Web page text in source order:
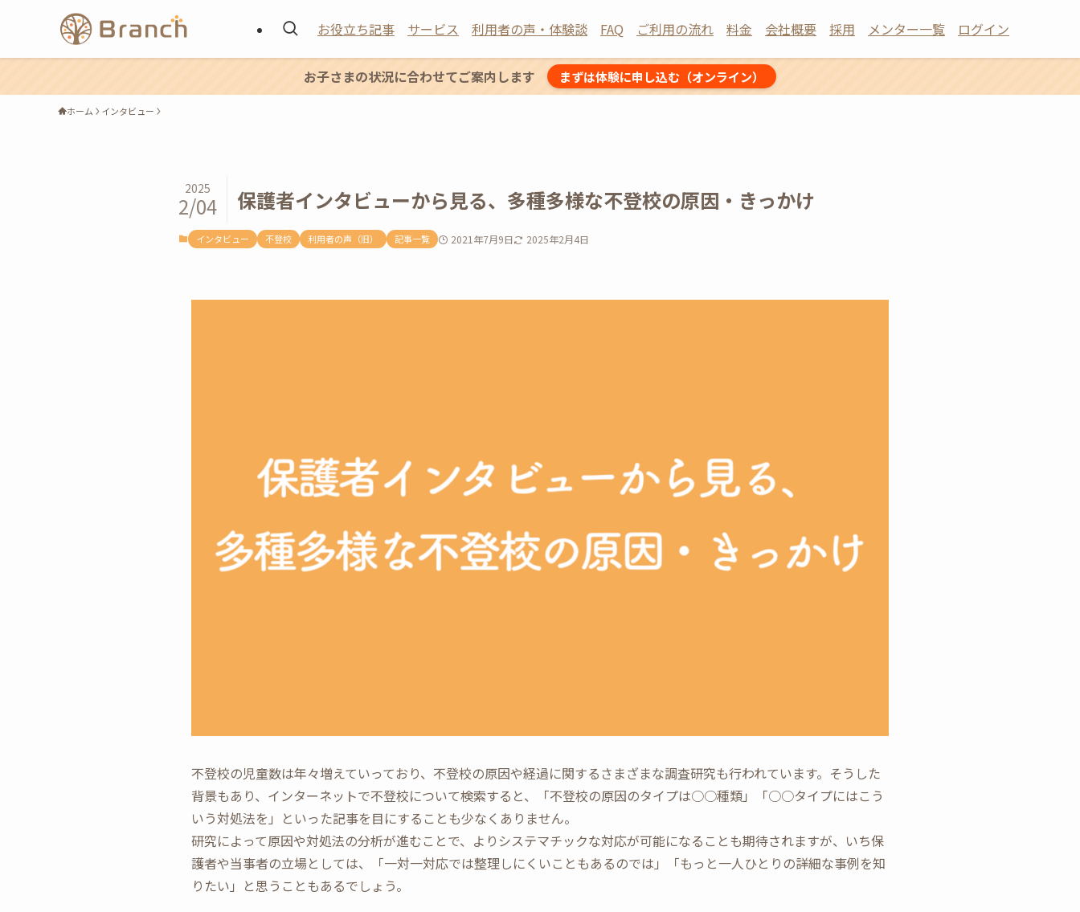
お役立ち記事 サービス 利用者の声・体験談 FAQ ご利用の流れ 料金 会社概要 採用 メンター一覧 ログイン
お子さまの状況に合わせてご案内します まずは体験に申し込む（オンライン）
ホーム インタビュー
保護者インタビューから見る、多種多様な不登校の原因・きっかけ
2025
2/04
インタビュー 不登校 利用者の声（旧） 記事一覧 2021年7月9日 2025年2月4日
不登校の児童数は年々増えていっており、不登校の原因や経過に関するさまざまな調査研究も行われています。そうした
背景もあり、インターネットで不登校について検索すると、「不登校の原因のタイプは○○種類」「○○タイプにはこう
いう対処法を」といった記事を目にすることも少なくありません。
研究によって原因や対処法の分析が進むことで、よりシステマチックな対応が可能になることも期待されますが、いち保
護者や当事者の立場としては、「一対一対応では整理しにくいこともあるのでは」「もっと一人ひとりの詳細な事例を知
りたい」と思うこともあるでしょう。